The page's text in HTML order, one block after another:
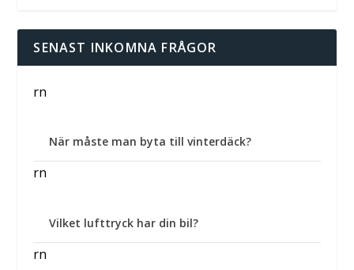
SENAST INKOMNA FRÅGOR
rn
När måste man byta till vinterdäck?
rn
Vilket lufttryck har din bil?
rn